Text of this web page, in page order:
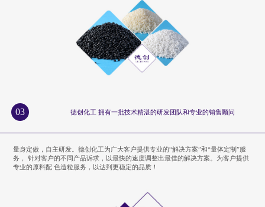
03 德创化工 拥有一批技术精湛的研发团队和专业的销售顾问
量身定做，自主研发。德创化工为广大客户提供专业的“解决方案”和“量体定制”服
务， 针对客户的不同产品诉求，以最快的速度调整出最佳的解决方案。为客户提供
专业的原料配 色造粒服务，以达到更稳定的品质！